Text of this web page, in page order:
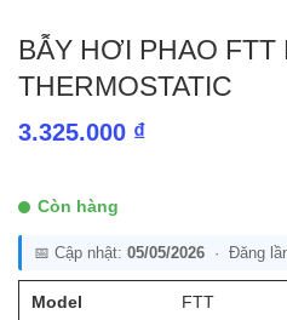
BẪY HƠI PHAO FTT
THERMOSTATIC
3.325.000 ₫
Còn hàng
📅 Cập nhật: 05/05/2026 · Đăng
Model FTT